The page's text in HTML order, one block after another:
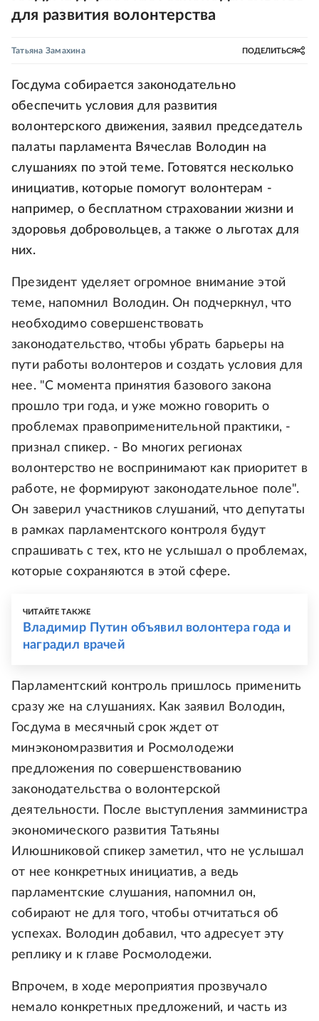
для развития волонтерства
Татьяна Замахина ПОДЕЛИТЬСЯ
Госдума собирается законодательно
обеспечить условия для развития
волонтерского движения, заявил председатель
палаты парламента Вячеслав Володин на
слушаниях по этой теме. Готовятся несколько
инициатив, которые помогут волонтерам -
например, о бесплатном страховании жизни и
здоровья добровольцев, а также о льготах для
них.
Президент уделяет огромное внимание этой
теме, напомнил Володин. Он подчеркнул, что
необходимо совершенствовать
законодательство, чтобы убрать барьеры на
пути работы волонтеров и создать условия для
нее. "С момента принятия базового закона
прошло три года, и уже можно говорить о
проблемах правоприменительной практики, -
признал спикер. - Во многих регионах
волонтерство не воспринимают как приоритет в
работе, не формируют законодательное поле".
Он заверил участников слушаний, что депутаты
в рамках парламентского контроля будут
спрашивать с тех, кто не услышал о проблемах,
которые сохраняются в этой сфере.
ЧИТАЙТЕ ТАКЖЕ
Владимир Путин объявил волонтера года и
наградил врачей
Парламентский контроль пришлось применить
сразу же на слушаниях. Как заявил Володин,
Госдума в месячный срок ждет от
минэкономразвития и Росмолодежи
предложения по совершенствованию
законодательства о волонтерской
деятельности. После выступления замминистра
экономического развития Татьяны
Илюшниковой спикер заметил, что не услышал
от нее конкретных инициатив, а ведь
парламентские слушания, напомнил он,
собирают не для того, чтобы отчитаться об
успехах. Володин добавил, что адресует эту
реплику и к главе Росмолодежи.
Впрочем, в ходе мероприятия прозвучало
немало конкретных предложений, и часть из